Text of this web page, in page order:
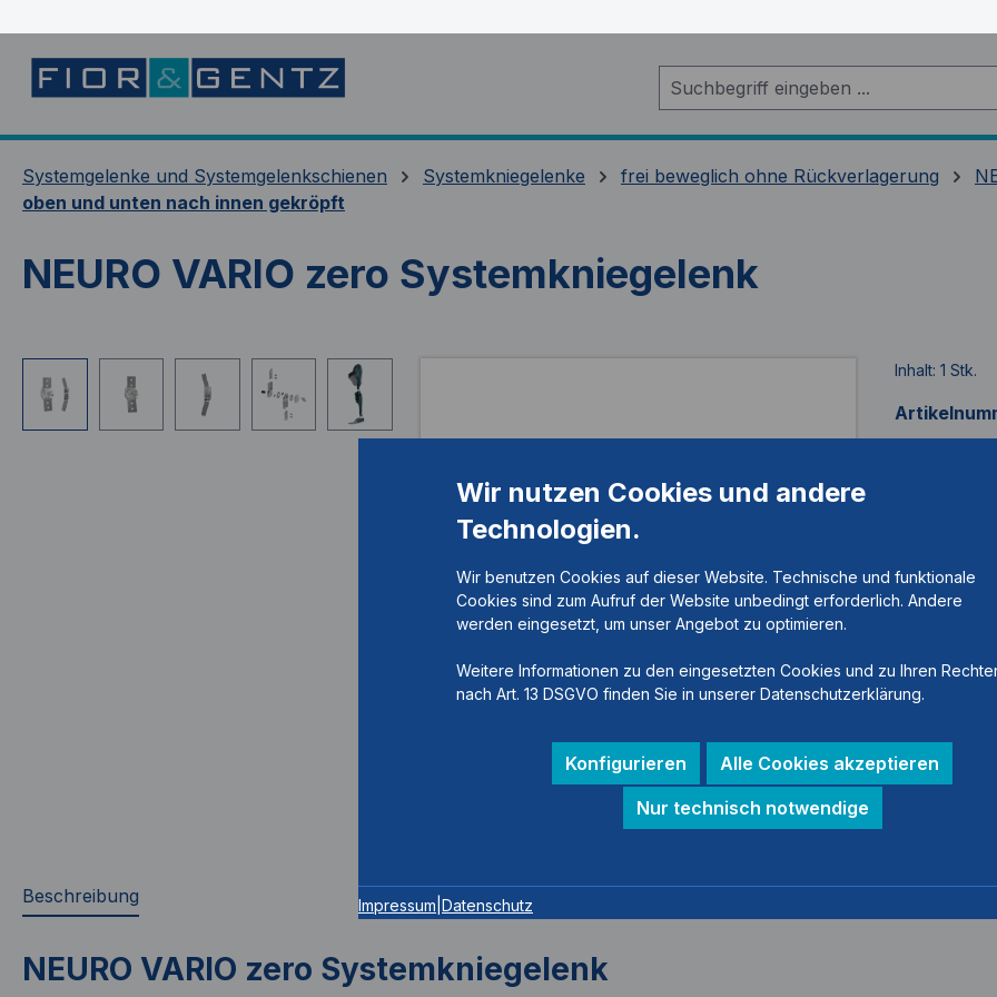
Systemgelenke und Systemgelenkschienen Systemkniegelenke frei beweglich ohne Rückverlagerung
oben und unten nach innen gekröpft
NEURO VARIO zero Systemkniegelenk
Bildergalerie überspringen Inhalt: 1 Stk.
Beschreibung
NEURO VARIO zero Systemkniegelenk
Wir nutzen Cookies und andere
Technologien.
Wir benutzen Cookies auf dieser Website. Technische und funktionale
Cookies sind zum Aufruf der Website unbedingt erforderlich. Andere
werden eingesetzt, um unser Angebot zu optimieren.
Weitere Informationen zu den eingesetzten Cookies und zu Ihren
nach Art. 13 DSGVO finden Sie in unserer Datenschutzerklärung.
Konfigurieren
Alle Cookies akzeptieren
Nur technisch notwendige
Impressum Datenschutz